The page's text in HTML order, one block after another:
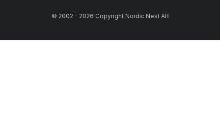
© 2002 - 2026 Copyright Nordic Nest AB